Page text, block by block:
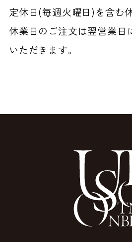
定休日(毎週火曜日)を含む
休業日のご注文は翌営業日
いただきます。